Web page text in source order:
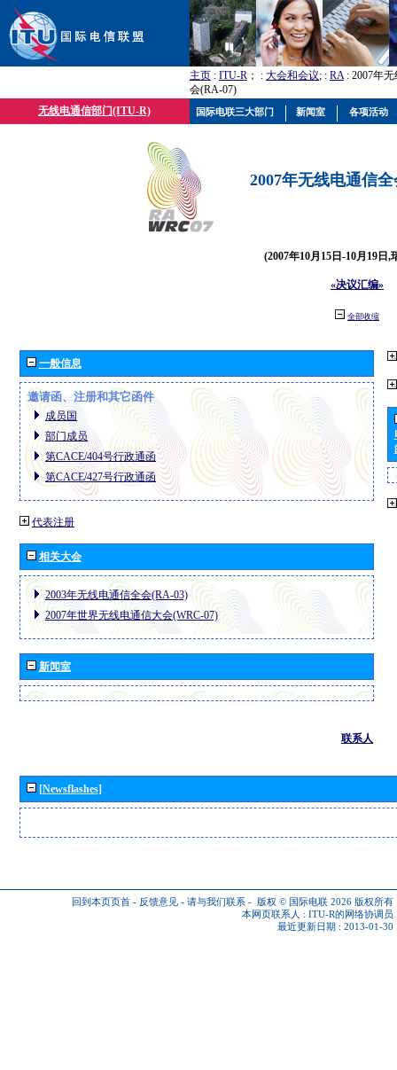
主页 : ITU-R ； : 大会和会议; : RA: 2007年
会(RA-07)
无线电通信部门(ITU-R)
2007年无线电通信
(2007年10月15日-10月19日,
«决议汇编»
全部收缩
一般信息
邀请函、注册和其它函件
成员国
部门成员
第CACE/404号行政通函
第CACE/427号行政通函
代表注册
相关大会
2003年无线电通信全会(RA-03)
2007年世界无线电通信大会(WRC-07)
新闻室
联系人
[Newsflashes]
回到本页页首 - 反馈意见 - 请与我们联系 - 版权 © 国际电联 2026 版权所有
本网页联系人 : ITU-R的网络协调员
最近更新日期 : 2013-01-30
国际电联三大部门 新闻室 各项活动